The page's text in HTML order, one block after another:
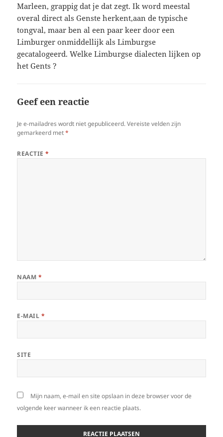
Marleen, grappig dat je dat zegt. Ik word meestal
overal direct als Genste herkent,aan de typische
tongval, maar ben al een paar keer door een
Limburger onmiddellijk als Limburgse
gecatalogeerd. Welke Limburgse dialecten lijken op
het Gents ?
Geef een reactie
Je e-mailadres wordt niet gepubliceerd. Vereiste velden zijn
gemarkeerd met*
REACTIE*
NAAM *
E-MAIL *
SITE
Mijn naam, e-mail en site opslaan in deze browser voor de
volgende keer wanneer ik een reactie plaats.